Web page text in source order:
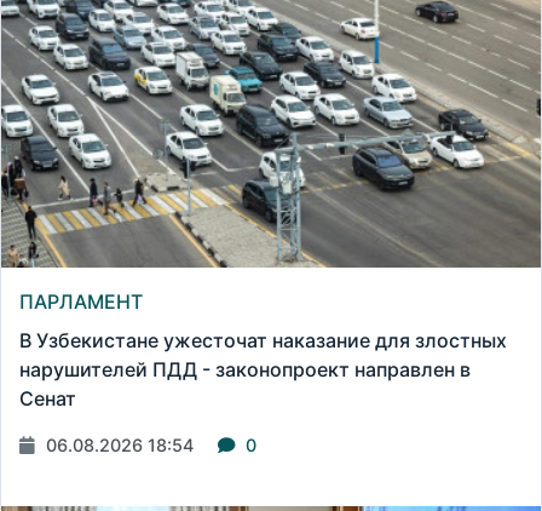
ПАРЛАМЕНТ
В Узбекистане ужесточат наказание для злостных
нарушителей ПДД - законопроект направлен в
Сенат
06.08.2026 18:54 0